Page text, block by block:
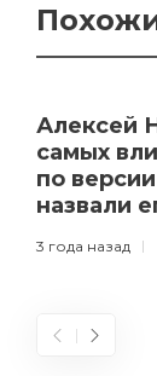
Алексей
самых
по
назвали
3 года назад